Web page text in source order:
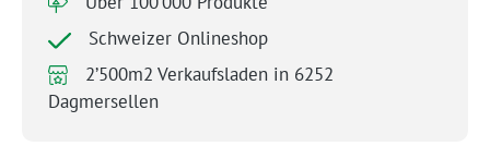
Schweizer Onlineshop
2’500m2 Verkaufsladen in 6252
Dagmersellen